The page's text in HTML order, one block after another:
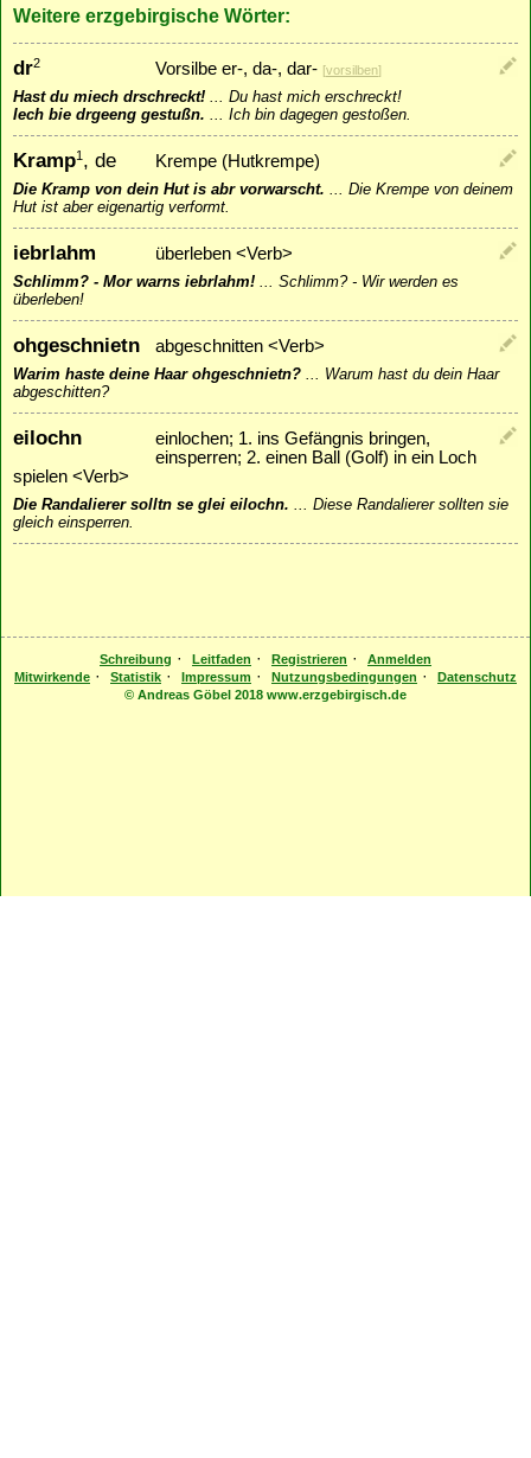
Weitere erzgebirgische Wörter:
dr2 Vorsilbe er-, da-, dar- [vorsilben]
Hast du miech drschreckt! ... Du hast mich erschreckt!
Iech bie drgeeng gestußn. ... Ich bin dagegen gestoßen.
Kramp1, de Krempe (Hutkrempe)
Die Kramp von dein Hut is abr vorwarscht. ... Die Krempe von deinem
Hut ist aber eigenartig verformt.
iebrlahm überleben <Verb>
Schlimm? - Mor warns iebrlahm! ... Schlimm? - Wir werden es
überleben!
ohgeschnietn abgeschnitten <Verb>
Warim haste deine Haar ohgeschnietn? ... Warum hast du dein Haar
abgeschitten?
eilochn
einlochen; 1. ins Gefängnis bringen,
einsperren; 2. einen Ball (Golf) in ein Loch
spielen <Verb>
Die Randalierer solltn se glei eilochn. ... Diese Randalierer sollten sie
gleich einsperren.
Schreibung · Leitfaden · Registrieren ·
Anmelden
Mitwirkende · Statistik · Impressum · Nutzungsbedingungen ·
Datenschutz
© Andreas Göbel 2018 www.erzgebirgisch.de